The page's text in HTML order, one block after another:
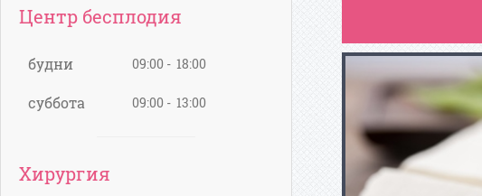
Центр бесплодия
будни 09:00 - 18:00
суббота 09:00 - 13:00
Хирургия